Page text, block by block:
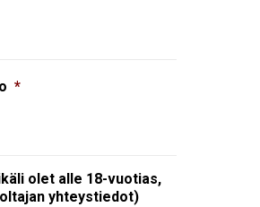
*
olet alle 18-vuotias,
yhteystiedot)